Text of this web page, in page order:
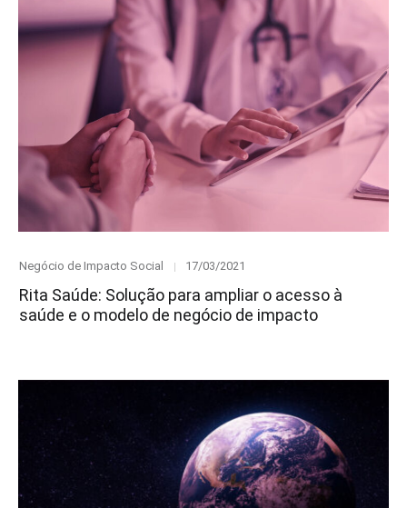
Category
Negócio de Impacto Social
Posted
17/03/2021
Rita Saúde: Solução para ampliar o acesso à
saúde e o modelo de negócio de impacto